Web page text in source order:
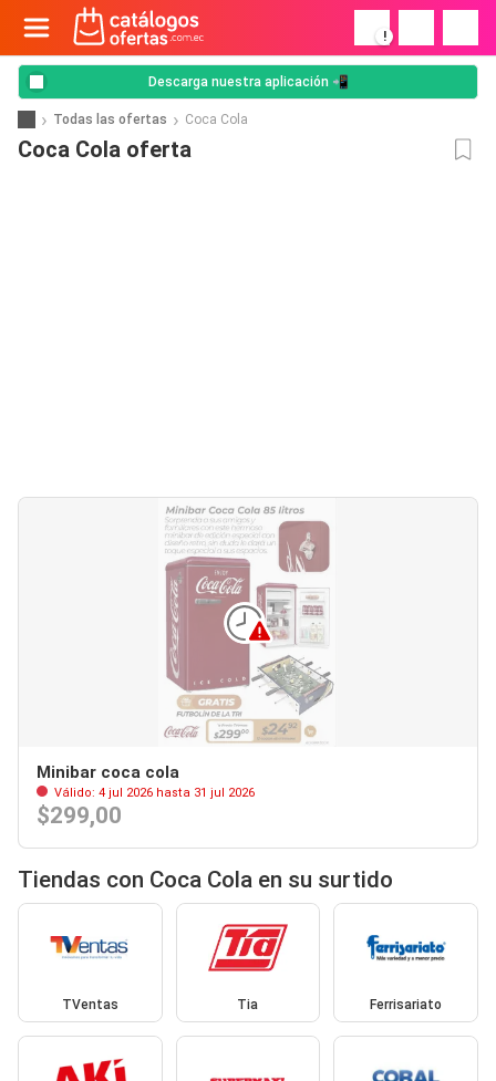
!
Descarga nuestra aplicación 📲
Todas las ofertas Coca Cola
Coca Cola oferta
Minibar coca cola
Válido: 4 jul 2026 hasta 31 jul 2026
$299,00
Tiendas con Coca Cola en su surtido
TVentas Tia Ferrisariato